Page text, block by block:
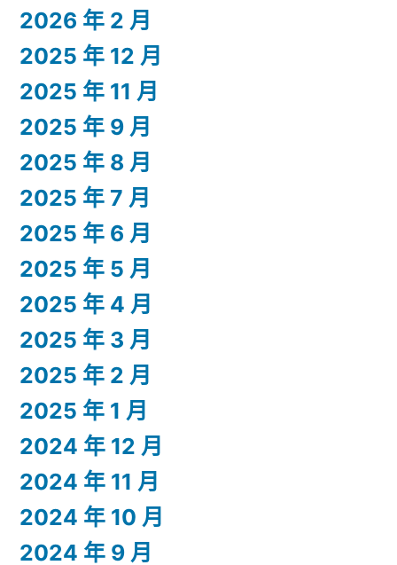
2026 年 2 月
2025 年 12 月
2025 年 11 月
2025 年 9 月
2025 年 8 月
2025 年 7 月
2025 年 6 月
2025 年 5 月
2025 年 4 月
2025 年 3 月
2025 年 2 月
2025 年 1 月
2024 年 12 月
2024 年 11 月
2024 年 10 月
2024 年 9 月